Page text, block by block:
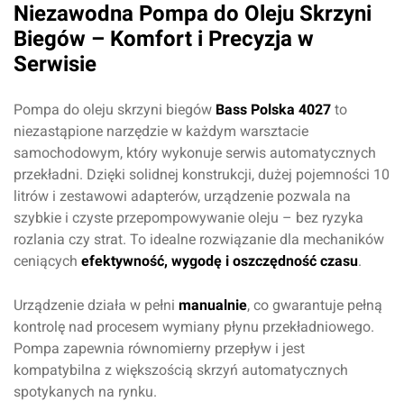
Niezawodna Pompa do Oleju Skrzyni
Biegów – Komfort i Precyzja w
Serwisie
Pompa do oleju skrzyni biegów Bass Polska 4027 to
niezastąpione narzędzie w każdym warsztacie
samochodowym, który wykonuje serwis automatycznych
przekładni. Dzięki solidnej konstrukcji, dużej pojemności 10
litrów i zestawowi adapterów, urządzenie pozwala na
szybkie i czyste przepompowywanie oleju – bez ryzyka
rozlania czy strat. To idealne rozwiązanie dla mechaników
ceniących efektywność, wygodę i oszczędność czasu.
Urządzenie działa w pełni manualnie, co gwarantuje pełną
kontrolę nad procesem wymiany płynu przekładniowego.
Pompa zapewnia równomierny przepływ i jest
kompatybilna z większością skrzyń automatycznych
spotykanych na rynku.